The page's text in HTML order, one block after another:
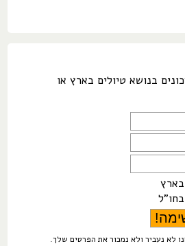
בנושא טיולים בארץ או
בארץ
לא נעביר ולא נמכור את הפרטים שלך.